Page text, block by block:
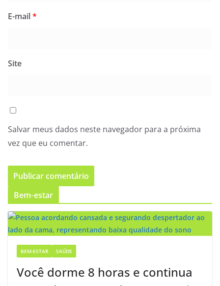
E-mail*
Site
Salvar meus dados neste navegador para a próxima
vez que eu comentar.
Bem-estar
BEM-ESTAR SAÚDE
Você dorme 8 horas e continua